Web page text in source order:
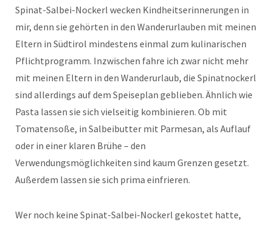
Spinat-Salbei-Nockerl wecken Kindheitserinnerungen in
mir, denn sie gehörten in den Wanderurlauben mit meinen
Eltern in Südtirol mindestens einmal zum kulinarischen
Pflichtprogramm. Inzwischen fahre ich zwar nicht mehr
mit meinen Eltern in den Wanderurlaub, die Spinatnockerl
sind allerdings auf dem Speiseplan geblieben. Ähnlich wie
Pasta lassen sie sich vielseitig kombinieren. Ob mit
Tomatensoße, in Salbeibutter mit Parmesan, als Auflauf
oder in einer klaren Brühe – den
Verwendungsmöglichkeiten sind kaum Grenzen gesetzt.
Außerdem lassen sie sich prima einfrieren.
Wer noch keine Spinat-Salbei-Nockerl gekostet hatte,